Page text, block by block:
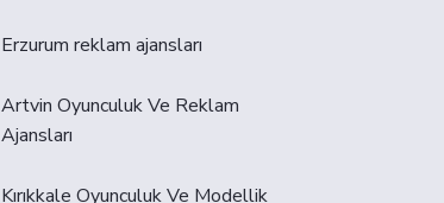
Erzurum reklam ajansları
Artvin Oyunculuk Ve Reklam
Ajansları
Kırıkkale Oyunculuk Ve Modellik